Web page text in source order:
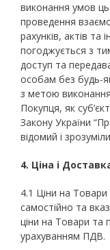
виконання умов
проведення
рахунків, актів
погоджується з
доступ та
особам без будь-
з метою
Покупця, як
Закону України
відомий і
4. Ціна і
4.1 Ціни на
самостійно та
ціни на Товари та
урахуванням ПДВ.